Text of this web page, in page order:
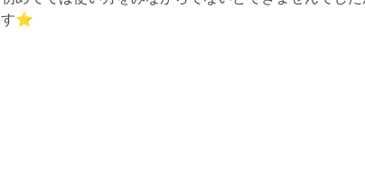
す⭐